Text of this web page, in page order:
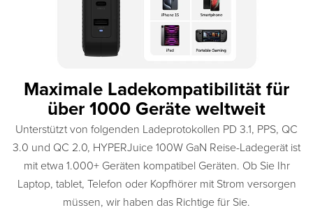
Maximale Ladekompatibilität für
über 1000 Geräte weltweit
Unterstützt von folgenden Ladeprotokollen PD 3.1, PPS, QC
3.0 und QC 2.0, HYPERJuice 100W GaN Reise-Ladegerät ist
mit etwa 1.000+ Geräten kompatibel Geräten. Ob Sie Ihr
Laptop, tablet, Telefon oder Kopfhörer mit Strom versorgen
müssen, wir haben das Richtige für Sie.